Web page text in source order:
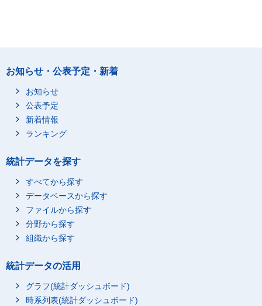
お知らせ・公表予定・新着
お知らせ
公表予定
新着情報
ランキング
統計データを探す
すべてから探す
データベースから探す
ファイルから探す
分野から探す
組織から探す
統計データの活用
グラフ(統計ダッシュボード)
時系列表(統計ダッシュボード)